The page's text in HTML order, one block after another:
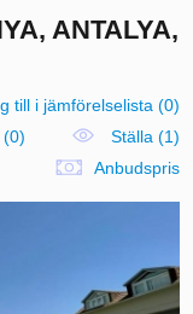
ANTALYA,
till i jämförelselista (0)
(0)
Ställa (1)
Anbudspris